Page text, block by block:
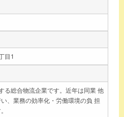
目1
る総合物流企業です。近年は同業 他
、業務の効率化・労働環境の負 担